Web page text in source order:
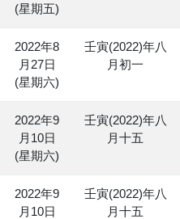
(星期五)
2022年8
月27日
(星期六)
壬寅(2022)年八
月初一
2022年9
月10日
(星期六)
壬寅(2022)年八
月十五
2022年9
月10日
壬寅(2022)年八
月十五